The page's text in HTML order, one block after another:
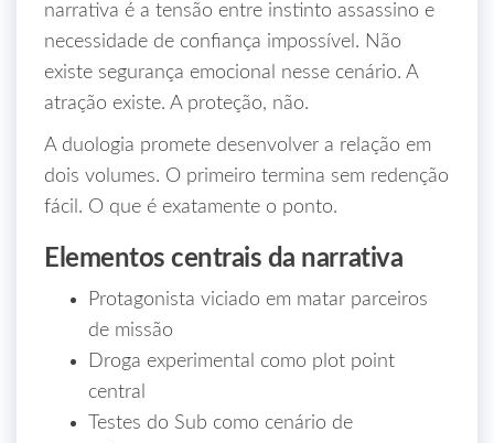
narrativa é a tensão entre instinto assassino e
necessidade de confiança impossível. Não
existe segurança emocional nesse cenário. A
atração existe. A proteção, não.
A duologia promete desenvolver a relação em
dois volumes. O primeiro termina sem redenção
fácil. O que é exatamente o ponto.
Elementos centrais da narrativa
Protagonista viciado em matar parceiros
de missão
Droga experimental como plot point
central
Testes do Sub como cenário de